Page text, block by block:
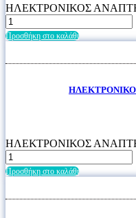
ΗΛΕΚΤΡΟΝΙΚΟΣ
Προσθήκη στο καλάθι
ΗΛΕΚΤΡΟΝΙΚΟΣ
Προσθήκη στο καλάθι